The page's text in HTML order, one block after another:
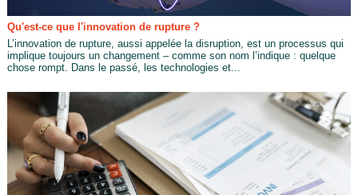
Qu'est-ce que l'innovation de rupture ?
L’innovation de rupture, aussi appelée la disruption, est un processus qui
implique toujours un changement – comme son nom l’indique : quelque
chose rompt. Dans le passé, les technologies et...